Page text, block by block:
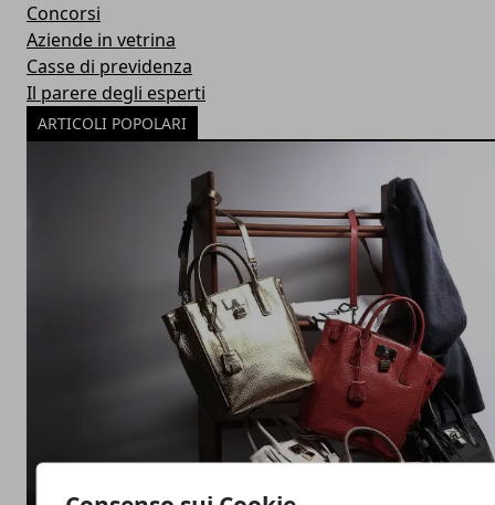
Concorsi
Aziende in vetrina
Casse di previdenza
Il parere degli esperti
ARTICOLI POPOLARI